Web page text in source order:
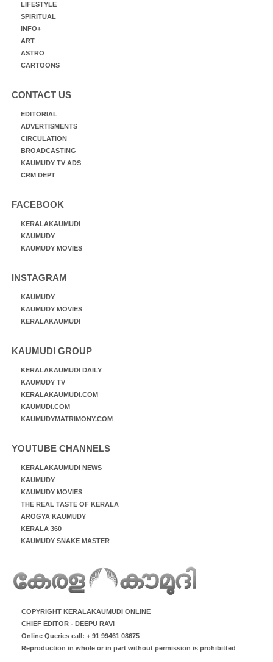
LIFESTYLE
SPIRITUAL
INFO+
ART
ASTRO
CARTOONS
CONTACT US
EDITORIAL
ADVERTISMENTS
CIRCULATION
BROADCASTING
KAUMUDY TV ADS
CRM DEPT
FACEBOOK
KERALAKAUMUDI
KAUMUDY
KAUMUDY MOVIES
INSTAGRAM
KAUMUDY
KAUMUDY MOVIES
KERALAKAUMUDI
KAUMUDI GROUP
KERALAKAUMUDI DAILY
KAUMUDY TV
KERALAKAUMUDI.COM
KAUMUDI.COM
KAUMUDYMATRIMONY.COM
YOUTUBE CHANNELS
KERALAKAUMUDI NEWS
KAUMUDY
KAUMUDY MOVIES
THE REAL TASTE OF KERALA
AROGYA KAUMUDY
KERALA 360
KAUMUDY SNAKE MASTER
COPYRIGHT KERALAKAUMUDI ONLINE
CHIEF EDITOR - DEEPU RAVI
Online Queries call: + 91 99461 08675
Reproduction in whole or in part without permission is prohibitted